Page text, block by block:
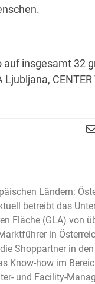
auf insgesamt 32
Ländern:
betreibt das
Fläche (GLA) von
in
Shoppartner in
Know-how im
und Facility-